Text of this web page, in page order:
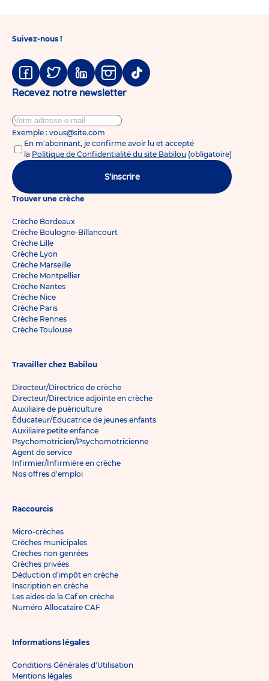
Suivez-nous !
Facebook
TwitterLinkedinInstagram
Tiktok
Recevez notre newsletter
Exemple : vous@site.com
En m'abonnant, je confirme avoir lu et accepté
la Politique de Confidentialité du site Babilou (obligatoire)
S'inscrire
Trouver une crèche
Crèche Bordeaux
Crèche Boulogne-Billancourt
Crèche Lille
Crèche Lyon
Crèche Marseille
Crèche Montpellier
Crèche Nantes
Crèche Nice
Crèche Paris
Crèche Rennes
Crèche Toulouse
Travailler chez Babilou
Directeur/Directrice de crèche
Directeur/Directrice adjointe en crèche
Auxiliaire de puériculture
Éducateur/Éducatrice de jeunes enfants
Auxiliaire petite enfance
Psychomotricien/Psychomotricienne
Agent de service
Infirmier/Infirmière en crèche
Nos offres d'emploi
Raccourcis
Micro-crèches
Crèches municipales
Crèches non genrées
Crèches privées
Déduction d'impôt en crèche
Inscription en crèche
Les aides de la Caf en crèche
Numéro Allocataire CAF
Informations légales
Conditions Générales d'Utilisation
Mentions légales